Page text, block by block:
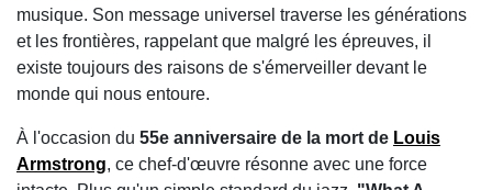
musique. Son message universel traverse les générations
et les frontières, rappelant que malgré les épreuves, il
existe toujours des raisons de s'émerveiller devant le
monde qui nous entoure.
À l'occasion du 55e anniversaire de la mort de Louis
Armstrong, ce chef-d'œuvre résonne avec une force